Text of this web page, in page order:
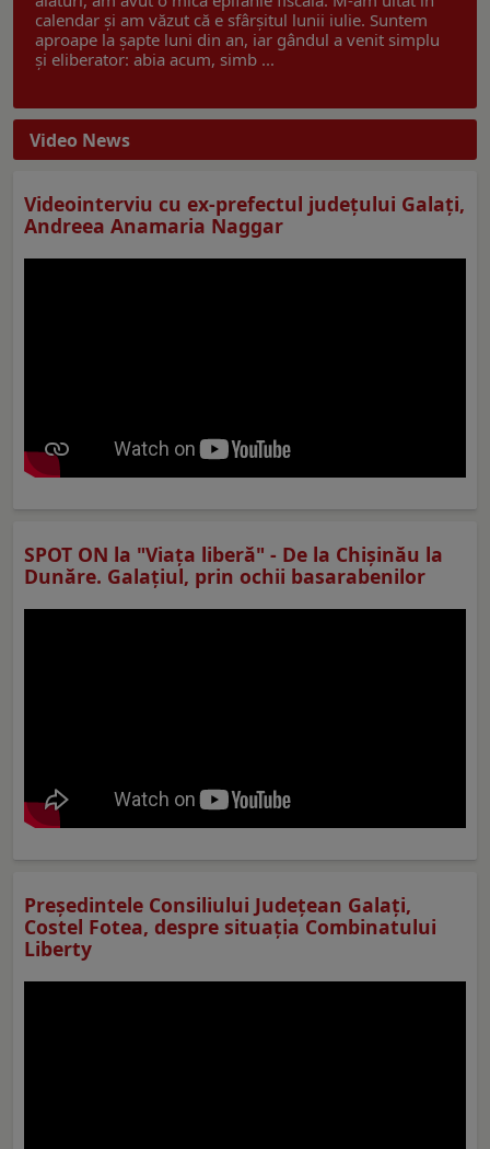
calendar și am văzut că e sfârșitul lunii iulie. Suntem
aproape la șapte luni din an, iar gândul a venit simplu
și eliberator: abia acum, simb ...
Video News
Videointerviu cu ex-prefectul judeţului Galaţi,
Andreea Anamaria Naggar
SPOT ON la "Viaţa liberă" - De la Chișinău la
Dunăre. Galațiul, prin ochii basarabenilor
Preşedintele Consiliului Judeţean Galaţi,
Costel Fotea, despre situaţia Combinatului
Liberty